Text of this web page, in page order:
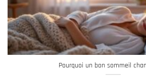
Pourquoi un bon sommeil